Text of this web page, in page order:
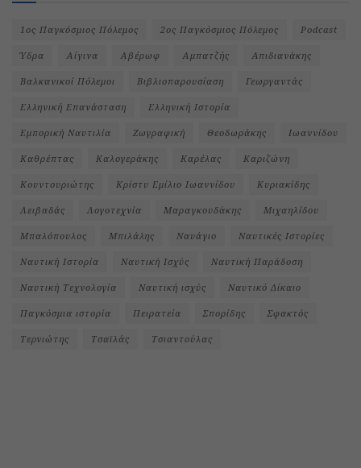
1ος Παγκόσμιος Πόλεμος 2ος Παγκόσμιος Πόλεμος Podcast
Ύδρα Αίγινα Αβέρωφ Αμπατζής Απιδιανάκης
Βαλκανικοί Πόλεμοι Βιβλιοπαρουσίαση Γεωργαντάς
Ελληνική Επανάσταση Ελληνική Ιστορία
Εμπορική Ναυτιλία Ζωγραφική Θεοδωράκης Ιωαννίδου
Καθρέπτας Καλογεράκης Καρέλας Καριζώνη
Κουντουριώτης Κρίστυ Εμίλιο Ιωαννίδου Κυριακίδης
Λειβαδάς Λογοτεχνία Μαραγκουδάκης Μιχαηλίδου
Μπαλόπουλος Μπιλάλης Ναυάγιο Ναυτικές Ιστορίες
Ναυτική Ιστορία Ναυτική Ισχύς Ναυτική Παράδοση
Ναυτική Τεχνολογία Ναυτική ισχύς Ναυτικό Δίκαιο
Παγκόσμια ιστορία Πειρατεία Σπορίδης Σφακτός
Τερνιώτης Τσαϊλάς Τσιαντούλας